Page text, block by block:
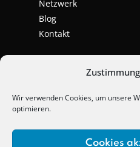
Wir verwenden Cookies, um unsere
optimieren.
Cookies
Netzwerk
Blog
Kontakt